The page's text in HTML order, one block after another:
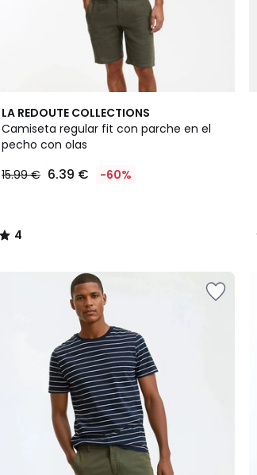
LA REDOUTE COLLECTIONS
Camiseta regular fit con parche en el
pecho con olas
15.99 € 6.39 € -60%
4
/
5
4
/